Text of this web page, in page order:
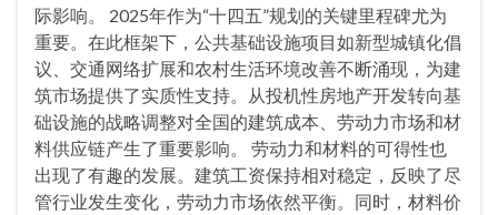
际影响。 2025年作为“十四五”规划的关键里程碑尤为
重要。在此框架下，公共基础设施项目如新型城镇化倡
议、交通网络扩展和农村生活环境改善不断涌现，为建
筑市场提供了实质性支持。从投机性房地产开发转向基
础设施的战略调整对全国的建筑成本、劳动力市场和材
料供应链产生了重要影响。 劳动力和材料的可得性也
出现了有趣的发展。建筑工资保持相对稳定，反映了尽
管行业发生变化，劳动力市场依然平衡。同时，材料价